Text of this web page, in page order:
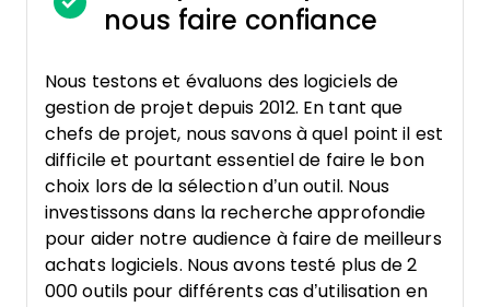
nous faire confiance
Nous testons et évaluons des logiciels de
gestion de projet depuis 2012. En tant que
chefs de projet, nous savons à quel point il est
difficile et pourtant essentiel de faire le bon
choix lors de la sélection d’un outil. Nous
investissons dans la recherche approfondie
pour aider notre audience à faire de meilleurs
achats logiciels. Nous avons testé plus de 2
000 outils pour différents cas d’utilisation en